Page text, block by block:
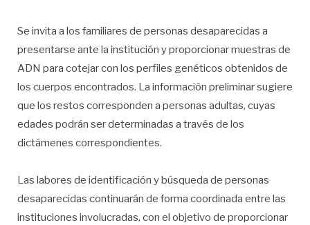
Se invita a los familiares de personas desaparecidas a
presentarse ante la institución y proporcionar muestras de
ADN para cotejar con los perfiles genéticos obtenidos de
los cuerpos encontrados. La información preliminar sugiere
que los restos corresponden a personas adultas, cuyas
edades podrán ser determinadas a través de los
dictámenes correspondientes.
Las labores de identificación y búsqueda de personas
desaparecidas continuarán de forma coordinada entre las
instituciones involucradas, con el objetivo de proporcionar